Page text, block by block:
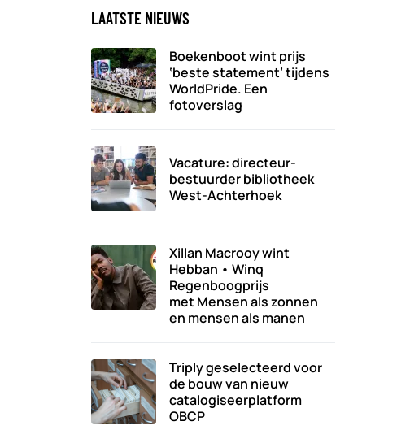
LAATSTE NIEUWS
Boekenboot wint prijs
‘beste statement’ tijdens
WorldPride. Een
fotoverslag
Vacature: directeur-
bestuurder bibliotheek
West-Achterhoek
Xillan Macrooy wint
Hebban • Winq
Regenboogprijs
met Mensen als zonnen
en mensen als manen
Triply geselecteerd voor
de bouw van nieuw
catalogiseerplatform
OBCP